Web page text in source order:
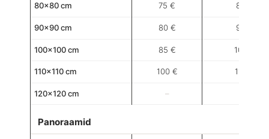
80×80 cm 75 € 85 €
90×90 cm 80 € 95 €
100×100 cm 85 € 100 €
110×110 cm 100 € 110 €
120×120 cm –
Panoraamid